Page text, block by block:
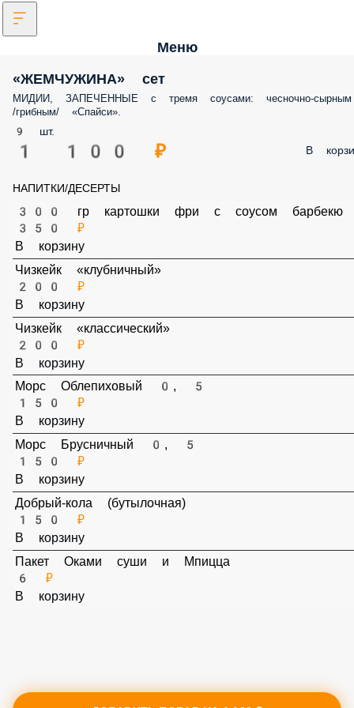
Меню
«ЖЕМЧУЖИНА» сет
МИДИИ, ЗАПЕЧЕННЫЕ с тремя соусами: чесночно-сырным /
«Спайси».
9 шт.
1 100 ₽ В
НАПИТКИ/ДЕСЕРТЫ
300 гр картошки фри с соусом барбекю
350 ₽
В корзину
Чизкейк «клубничный»
200 ₽
В корзину
200 ₽
В корзину
Морс Облепиховый 0, 5
150 ₽
В корзину
Морс Брусничный 0, 5
150 ₽
В корзину
Добрый-кола (бутылочная)
150 ₽
В корзину